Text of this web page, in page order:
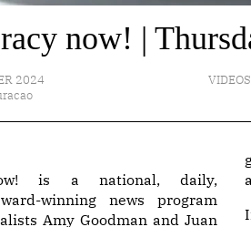
now! |
2024
VIDEOS
is a national, daily,
winning news program
Amy Goodman and Juan